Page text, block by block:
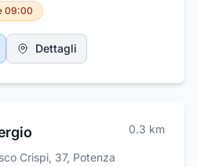
marche e preziose idee
e raffinati quali girocolli in
in oro, braccialetti, collane,
di oreficeria di qualunque tipo
09:00
Dettagli
0.3 km
Crispi, 37, Potenza